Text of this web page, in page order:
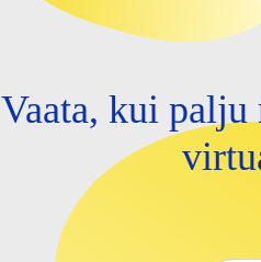
Vaata, kui palju